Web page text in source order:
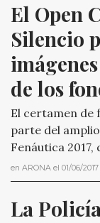
El Open
Silencio
de los
El certamen de
parte del
Fenáutica
en ARONA el 01/06/2017
La